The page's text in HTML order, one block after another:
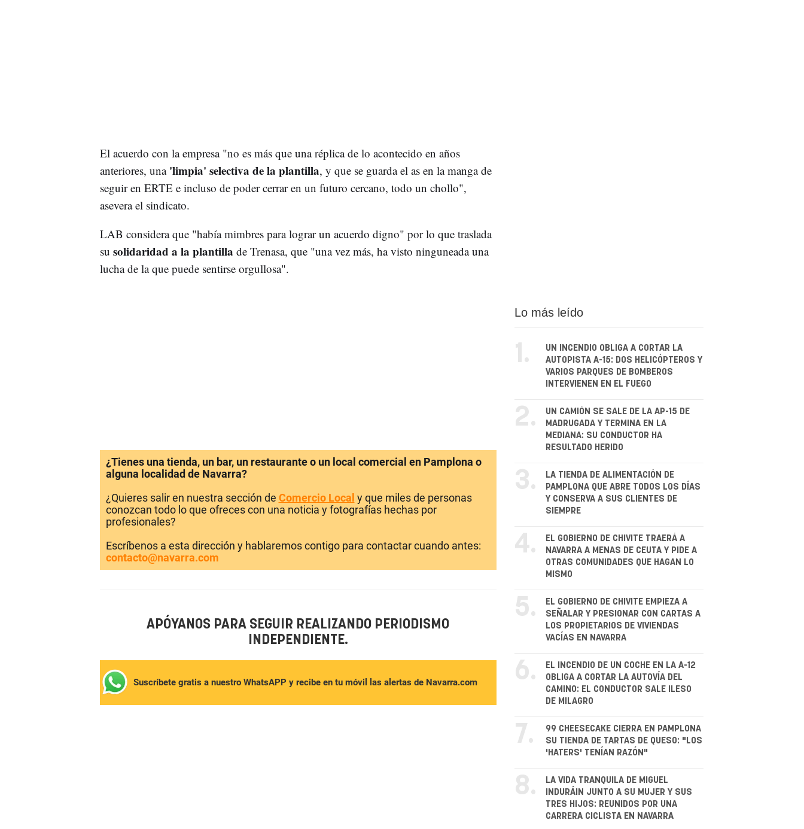
El acuerdo con la empresa "no es más que una réplica de lo acontecido en años
anteriores, una'limpia' selectiva de la plantilla, y que se guarda el as en la manga de
seguir en ERTE e incluso de poder cerrar en un futuro cercano, todo un chollo",
asevera el sindicato.
LAB considera que "había mimbres para lograr un acuerdo digno" por lo que traslada
su solidaridad a la plantilla de Trenasa, que "una vez más, ha visto ninguneada una
lucha de la que puede sentirse orgullosa".
¿Tienes una tienda, un bar, un restaurante o un local comercial en Pamplona o
alguna localidad de Navarra?
¿Quieres salir en nuestra sección de Comercio Local y que miles de personas
conozcan todo lo que ofreces con una noticia y fotografías hechas por
profesionales?
Escríbenos a esta dirección y hablaremos contigo para contactar cuando antes:
contacto@navarra.com
APÓYANOS PARA SEGUIR REALIZANDO PERIODISMO
INDEPENDIENTE.
Suscríbete gratis a nuestro WhatsAPP y recibe en tu móvil las alertas de Navarra.com
Lo más leído
1.
UN INCENDIO OBLIGA A CORTAR LA
AUTOPISTA A-15: DOS HELICÓPTEROS Y
VARIOS PARQUES DE BOMBEROS
INTERVIENEN EN EL FUEGO
2.
UN CAMIÓN SE SALE DE LA AP-15 DE
MADRUGADA Y TERMINA EN LA
MEDIANA: SU CONDUCTOR HA
RESULTADO HERIDO
3.
LA TIENDA DE ALIMENTACIÓN DE
PAMPLONA QUE ABRE TODOS LOS DÍAS
Y CONSERVA A SUS CLIENTES DE
SIEMPRE
4.
EL GOBIERNO DE CHIVITE TRAERÁ A
NAVARRA A MENAS DE CEUTA Y PIDE A
OTRAS COMUNIDADES QUE HAGAN LO
MISMO
5.
EL GOBIERNO DE CHIVITE EMPIEZA A
SEÑALAR Y PRESIONAR CON CARTAS A
LOS PROPIETARIOS DE VIVIENDAS
VACÍAS EN NAVARRA
6.
EL INCENDIO DE UN COCHE EN LA A-12
OBLIGA A CORTAR LA AUTOVÍA DEL
CAMINO: EL CONDUCTOR SALE ILESO
DE MILAGRO
7.
99 CHEESECAKE CIERRA EN PAMPLONA
SU TIENDA DE TARTAS DE QUESO: "LOS
'HATERS' TENÍAN RAZÓN"
8.
LA VIDA TRANQUILA DE MIGUEL
INDURÁIN JUNTO A SU MUJER Y SUS
TRES HIJOS: REUNIDOS POR UNA
CARRERA CICLISTA EN NAVARRA